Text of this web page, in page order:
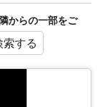
からの一部をご
する